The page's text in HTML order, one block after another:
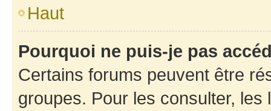
Haut
Pourquoi ne puis-je pas
Certains forums peuvent être
groupes. Pour les consulter,